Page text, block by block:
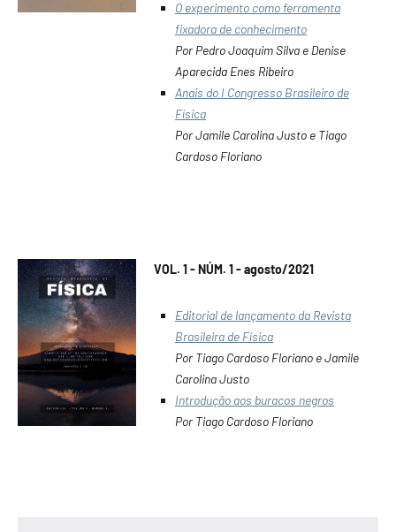
O experimento como ferramenta
fixadora de conhecimento
Por Pedro Joaquim Silva e Denise
Aparecida Enes Ribeiro
Anais do I Congresso Brasileiro de
Física
Por Jamile Carolina Justo e Tiago
Cardoso Floriano
VOL. 1 - NÚM. 1 - agosto/2021
Editorial de lançamento da Revista
Brasileira de Física
Por Tiago Cardoso Floriano e Jamile
Carolina Justo
Introdução aos buracos negros
Por Tiago Cardoso Floriano